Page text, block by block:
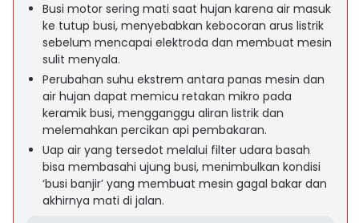
Busi motor sering mati saat hujan karena air masuk
ke tutup busi, menyebabkan kebocoran arus listrik
sebelum mencapai elektroda dan membuat mesin
sulit menyala.
Perubahan suhu ekstrem antara panas mesin dan
air hujan dapat memicu retakan mikro pada
keramik busi, mengganggu aliran listrik dan
melemahkan percikan api pembakaran.
Uap air yang tersedot melalui filter udara basah
bisa membasahi ujung busi, menimbulkan kondisi
‘busi banjir’ yang membuat mesin gagal bakar dan
akhirnya mati di jalan.